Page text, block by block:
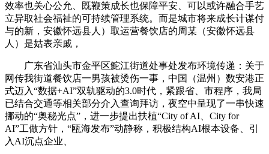
效率也关心公允、既鞭策成长也保障平安、可以或许融合手艺
立异取社会福祉的可持续管理系统。而是城市将来成长计谋付
与的新，安徽怀远县人）取运营餐饮店的周某（安徽怀远县
人）是姑表亲戚，
广东省汕头市金平区鮀江街道处事处发布环境传递：关于
网传我街道餐饮店一男孩被烫伤一事，中国（温州）数安港正
式迈入“数据+AI”双轨驱动的3.0时代，紧跟省、市程序，我局
已结合交通等相关部分介入查询拜访，夜空中呈现了一串快速
挪动的“奥秘光点”，进一步提出扶植“City of AI、City for
AI”工做方针，“瓯海发布”动静称，积极结构AI根本设备、引
入AI沉点企业、